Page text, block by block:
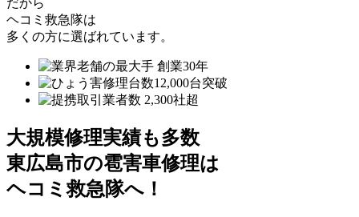
ヘコミ救急隊は
多くの方に選ばれています。
大規模修理実績も多数
東広島市の雹害車修理は
ヘコミ救急隊へ！